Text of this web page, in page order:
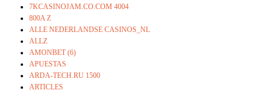
7KCASINOJAM.CO.COM 4004
800A Z
ALLE NEDERLANDSE CASINOS_NL
ALLZ
AMONBET (6)
APUESTAS
ARDA-TECH.RU 1500
ARTICLES